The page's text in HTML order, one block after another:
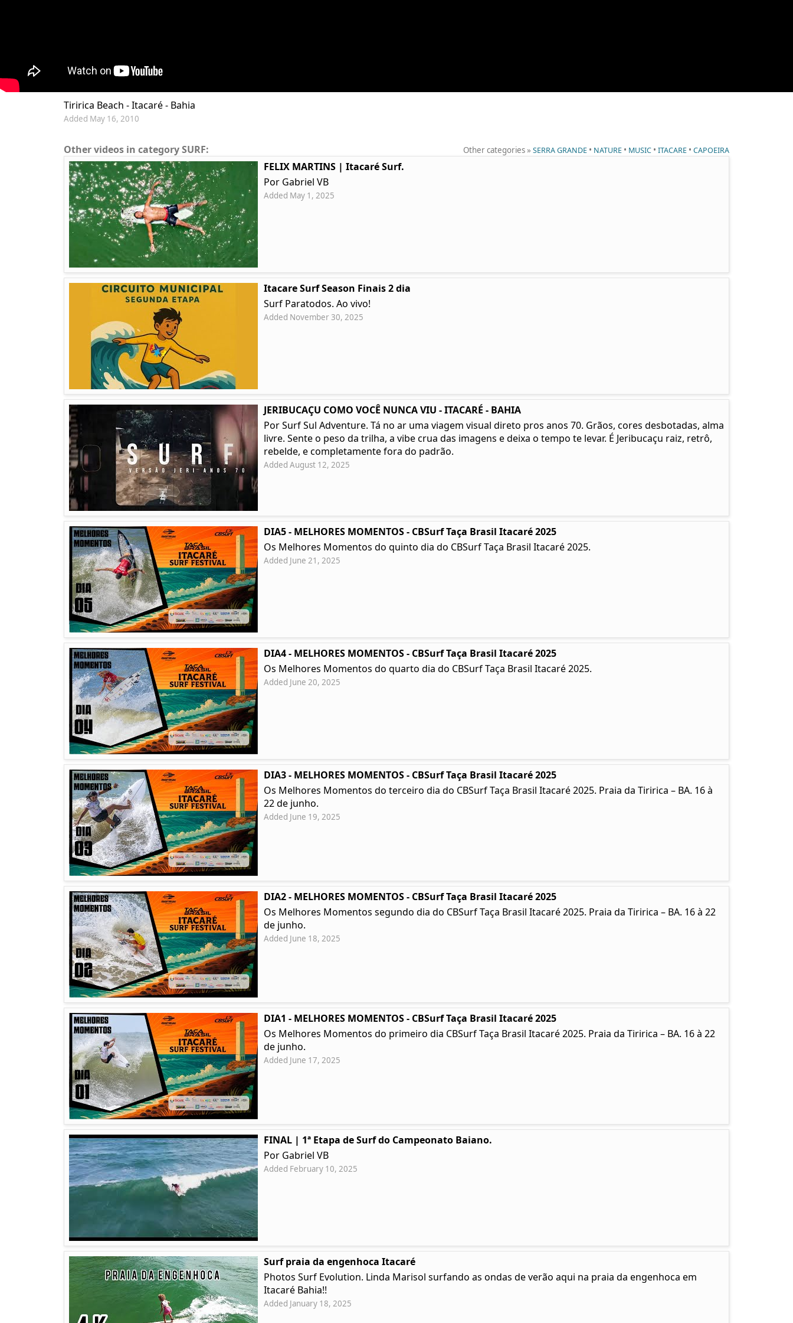
Tiririca Beach - Itacaré - Bahia
Added May 16, 2010
Other categories »SERRA GRANDE • NATURE • MUSIC •ITACARE •CAPOEIRA
Other videos in category SURF:
FELIX MARTINS | Itacaré Surf.
Por Gabriel VB
Added May 1, 2025
Itacare Surf Season Finais 2 dia
Surf Paratodos. Ao vivo!
Added November 30, 2025
JERIBUCAÇU COMO VOCÊ NUNCA VIU - ITACARÉ - BAHIA
Por Surf Sul Adventure. Tá no ar uma viagem visual direto pros anos 70. Grãos, cores desbotadas, alma
livre. Sente o peso da trilha, a vibe crua das imagens e deixa o tempo te levar. É Jeribucaçu raiz, retrô,
rebelde, e completamente fora do padrão.
Added August 12, 2025
DIA5 - MELHORES MOMENTOS - CBSurf Taça Brasil Itacaré 2025
Os Melhores Momentos do quinto dia do CBSurf Taça Brasil Itacaré 2025.
Added June 21, 2025
DIA4 - MELHORES MOMENTOS - CBSurf Taça Brasil Itacaré 2025
Os Melhores Momentos do quarto dia do CBSurf Taça Brasil Itacaré 2025.
Added June 20, 2025
DIA3 - MELHORES MOMENTOS - CBSurf Taça Brasil Itacaré 2025
Os Melhores Momentos do terceiro dia do CBSurf Taça Brasil Itacaré 2025. Praia da Tiririca – BA. 16 à
22 de junho.
Added June 19, 2025
DIA2 - MELHORES MOMENTOS - CBSurf Taça Brasil Itacaré 2025
Os Melhores Momentos segundo dia do CBSurf Taça Brasil Itacaré 2025. Praia da Tiririca – BA. 16 à 22
de junho.
Added June 18, 2025
DIA1 - MELHORES MOMENTOS - CBSurf Taça Brasil Itacaré 2025
Os Melhores Momentos do primeiro dia CBSurf Taça Brasil Itacaré 2025. Praia da Tiririca – BA. 16 à 22
de junho.
Added June 17, 2025
FINAL | 1ª Etapa de Surf do Campeonato Baiano.
Por Gabriel VB
Added February 10, 2025
Surf praia da engenhoca Itacaré
Photos Surf Evolution. Linda Marisol surfando as ondas de verão aqui na praia da engenhoca em
Itacaré Bahia!!
Added January 18, 2025